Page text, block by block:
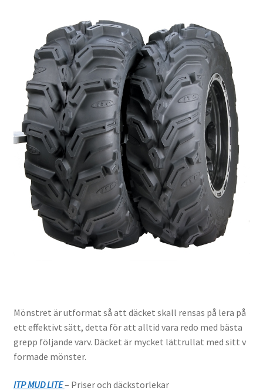
Mönstret är utformat så att däcket skall rensas på lera på
ett effektivt sätt, detta för att alltid vara redo med bästa
grepp följande varv. Däcket är mycket lättrullat med sitt v
formade mönster.
ITP MUD LITE– Priser och däckstorlekar